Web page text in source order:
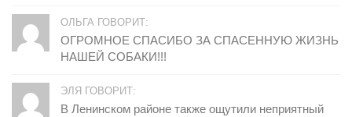
ОЛЬГА ГОВОРИТ:
ОГРОМНОЕ СПАСИБО ЗА СПАСЕННУЮ ЖИЗНЬ
НАШЕЙ СОБАКИ!!!
ЭЛЯ ГОВОРИТ:
В Ленинском районе также ощутили неприятный